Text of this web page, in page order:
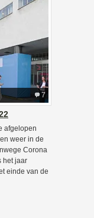
7
afgelopen
weer in de
Corona
het jaar
einde van de